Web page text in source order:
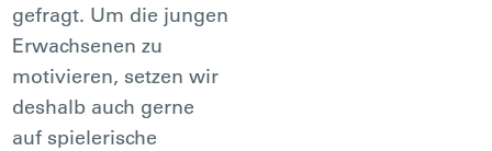
gefragt. Um die jungen
Erwachsenen zu
motivieren, setzen wir
deshalb auch gerne
auf spielerische